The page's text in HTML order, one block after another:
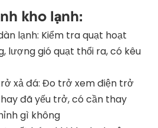
kho lạnh:
lạnh: Kiểm tra quạt hoạt
lượng gió quạt thổi ra, có kêu
xả đá: Đo trở xem điện trở
đã yếu trở, có cần thay
gì không